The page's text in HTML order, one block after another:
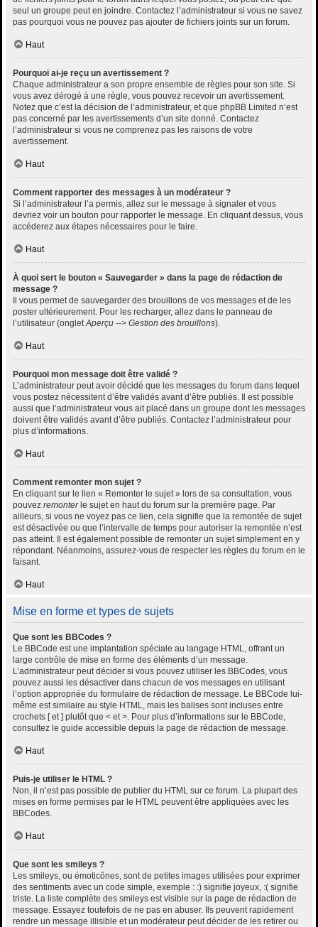
seul un groupe peut en joindre. Contactez l’administrateur si vous ne savez
pas pourquoi vous ne pouvez pas ajouter de fichiers joints sur un forum.
Haut
Pourquoi ai-je reçu un avertissement ?
Chaque administrateur a son propre ensemble de règles pour son site. Si
vous avez dérogé à une règle, vous pouvez recevoir un avertissement.
Notez que c’est la décision de l’administrateur, et que phpBB Limited n’est
pas concerné par les avertissements d’un site donné. Contactez
l’administrateur si vous ne comprenez pas les raisons de votre
avertissement.
Haut
Comment rapporter des messages à un modérateur ?
Si l’administrateur l’a permis, allez sur le message à signaler et vous
devriez voir un bouton pour rapporter le message. En cliquant dessus, vous
accéderez aux étapes nécessaires pour le faire.
Haut
À quoi sert le bouton « Sauvegarder » dans la page de rédaction de
message ?
Il vous permet de sauvegarder des brouillons de vos messages et de les
poster ultérieurement. Pour les recharger, allez dans le panneau de
l’utilisateur (ongletAperçu --> Gestion des brouillons).
Haut
Pourquoi mon message doit être validé ?
L’administrateur peut avoir décidé que les messages du forum dans lequel
vous postez nécessitent d’être validés avant d’être publiés. Il est possible
aussi que l’administrateur vous ait placé dans un groupe dont les messages
doivent être validés avant d’être publiés. Contactez l’administrateur pour
plus d’informations.
Haut
Comment remonter mon sujet ?
En cliquant sur le lien « Remonter le sujet » lors de sa consultation, vous
pouvez remonterle sujet en haut du forum sur la première page. Par
ailleurs, si vous ne voyez pas ce lien, cela signifie que la remontée de sujet
est désactivée ou que l’intervalle de temps pour autoriser la remontée n’est
pas atteint. Il est également possible de remonter un sujet simplement en y
répondant. Néanmoins, assurez-vous de respecter les règles du forum en le
faisant.
Haut
Mise en forme et types de sujets
Que sont les BBCodes ?
Le BBCode est une implantation spéciale au langage HTML, offrant un
large contrôle de mise en forme des éléments d’un message.
L’administrateur peut décider si vous pouvez utiliser les BBCodes, vous
pouvez aussi les désactiver dans chacun de vos messages en utilisant
l’option appropriée du formulaire de rédaction de message. Le BBCode lui-
même est similaire au style HTML, mais les balises sont incluses entre
crochets [ et ] plutôt que < et >. Pour plus d’informations sur le BBCode,
consultez le guide accessible depuis la page de rédaction de message.
Haut
Puis-je utiliser le HTML ?
Non, il n’est pas possible de publier du HTML sur ce forum. La plupart des
mises en forme permises par le HTML peuvent être appliquées avec les
BBCodes.
Haut
Que sont les smileys ?
Les smileys, ou émoticônes, sont de petites images utilisées pour exprimer
des sentiments avec un code simple, exemple : :) signifie joyeux, :( signifie
triste. La liste complète des smileys est visible sur la page de rédaction de
message. Essayez toutefois de ne pas en abuser. Ils peuvent rapidement
rendre un message illisible et un modérateur peut décider de les retirer ou